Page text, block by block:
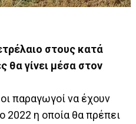
στους κατά
θα γίνει μέσα στον
παραγωγοί να έχουν
2022 η οποία θα πρέπει